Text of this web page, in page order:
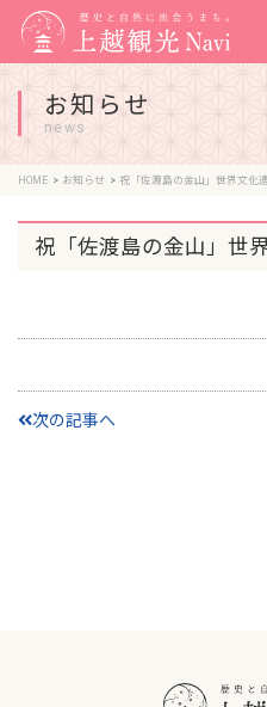
お知らせ
news
HOME お知らせ 祝「佐渡島の金山」世界文化
祝「佐渡島の金山」世
次の記事へ